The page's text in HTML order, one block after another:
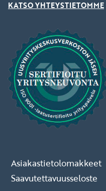
KATSO YHTEYSTIETOMME
Asiakastietolomakkeet
Saavutettavuusseloste